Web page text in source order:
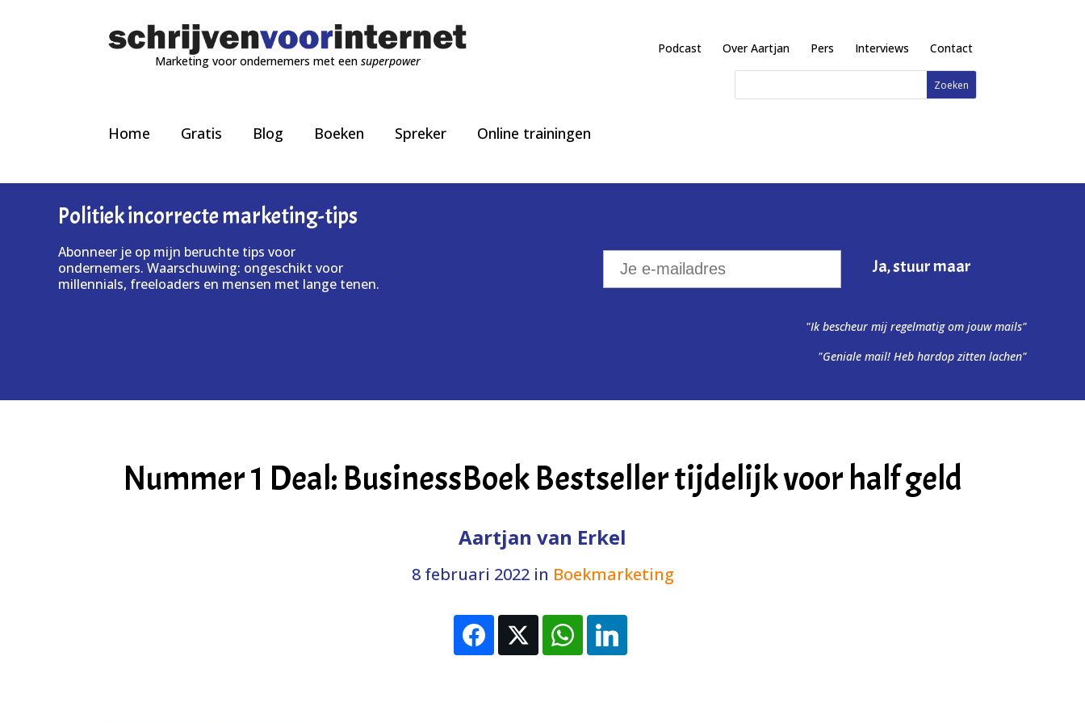
Marketing voor ondernemers met eensuperpower
Podcast Over Aartjan Pers Interviews Contact
Home Gratis Blog Boeken Spreker Online trainingen
Politiek incorrecte marketing-tips
Abonneer je op mijn beruchte tips voor
ondernemers. Waarschuwing: ongeschikt voor
millennials, freeloaders en mensen met lange tenen.
"Ik bescheur mij regelmatig om jouw mails"
"Geniale mail! Heb hardop zitten lachen"
Nummer 1 Deal: BusinessBoek Bestseller tijdelijk voor half geld
Aartjan van Erkel
8 februari 2022in Boekmarketing